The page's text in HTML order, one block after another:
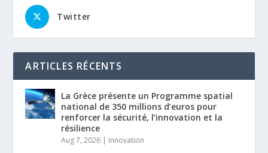
Twitter
ARTICLES RÉCENTS
La Grèce présente un Programme spatial
national de 350 millions d’euros pour
renforcer la sécurité, l’innovation et la
résilience
Aug 7, 2026 | Innovation